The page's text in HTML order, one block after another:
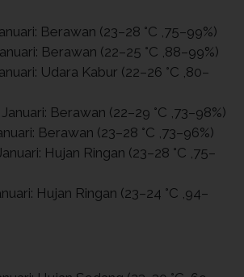
Berawan (23–28 °C ,75–99%)
Berawan (22–25 °C ,88–99%)
Udara Kabur (22–26 °C ,80–
Berawan (22–29 °C ,73–98%)
Berawan (23–28 °C ,73–96%)
Hujan Ringan (23–28 °C ,75–
Hujan Ringan (23–24 °C ,94–